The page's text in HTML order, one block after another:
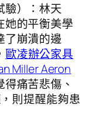
驗）：林天
她的平衡美學
了崩潰的邊
歐凌辦公家具
Miller Aeron
痛苦悲傷、
則提醒能夠患